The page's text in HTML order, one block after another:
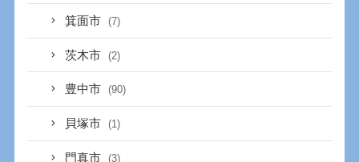
箕面市 (7)
茨木市 (2)
豊中市 (90)
貝塚市 (1)
門真市 (3)